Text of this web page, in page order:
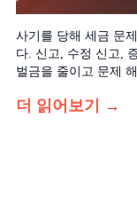
사기를 당해 세금 문
다. 신고, 수정 신고,
벌금을 줄이고 문제
더 읽어보기 →